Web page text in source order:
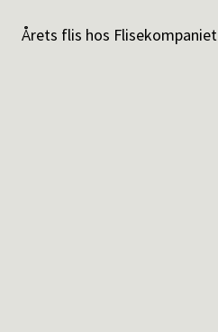
Årets flis hos Flisekompaniet